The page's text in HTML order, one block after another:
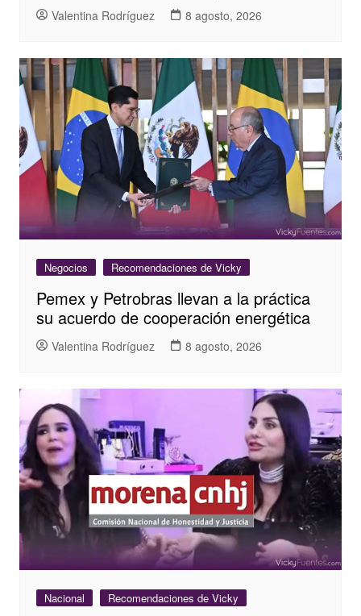
Valentina Rodríguez 8 agosto, 2026
Negocios Recomendaciones de Vicky
Pemex y Petrobras llevan a la práctica
su acuerdo de cooperación energética
Valentina Rodríguez 8 agosto, 2026
Nacional Recomendaciones de Vicky